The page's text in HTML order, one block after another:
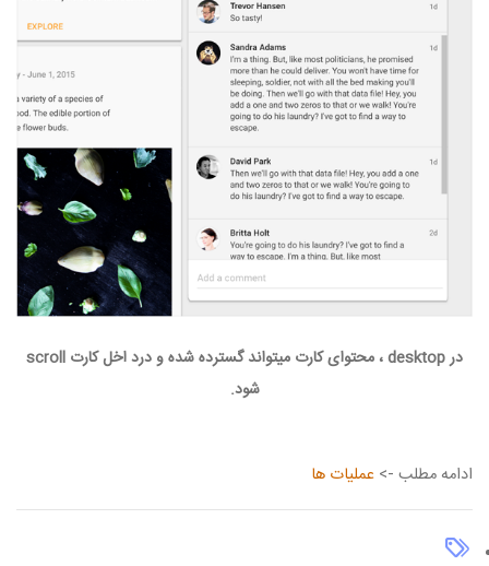
در desktop ، محتوای کارت میتواند گسترده شده و درد اخل کارت scroll
شود.
ادامه مطلب -> عملیات ها